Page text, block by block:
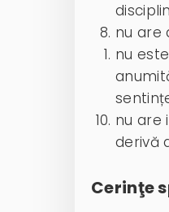
nu are
nu
nu are
derivă
Cerinţe